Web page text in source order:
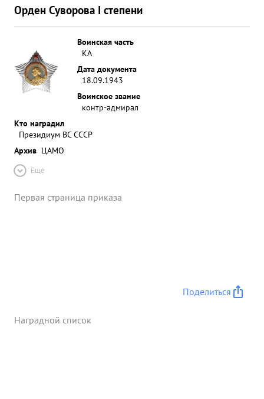
Орден Суворова I степени
Воинская часть
КА
Дата документа
18.09.1943
Воинское звание
контр-адмирал
Кто наградил
Президиум ВС СССР
Архив ЦАМО
Ещё
Первая страница приказа
Поделиться
Наградной список